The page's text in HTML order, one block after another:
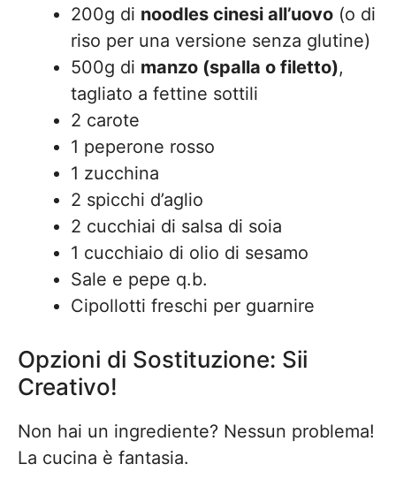
200g di noodles cinesi all’uovo (o di
riso per una versione senza glutine)
500g di manzo (spalla o filetto),
tagliato a fettine sottili
2 carote
1 peperone rosso
1 zucchina
2 spicchi d’aglio
2 cucchiai di salsa di soia
1 cucchiaio di olio di sesamo
Sale e pepe q.b.
Cipollotti freschi per guarnire
Opzioni di Sostituzione: Sii
Creativo!
Non hai un ingrediente? Nessun problema!
La cucina è fantasia.